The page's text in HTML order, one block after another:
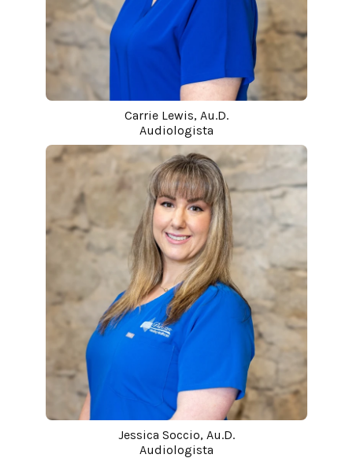
Carrie Lewis, Au.D.
Audiologista
Jessica Soccio, Au.D.
Audiologista